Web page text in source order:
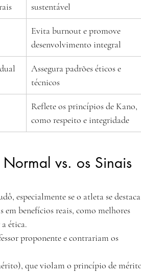
sustentável
Evita burnout e promove
desenvolvimento integral
Assegura padrões éticos e
técnicos
Reflete os princípios de Kano,
como respeito e integridade
vs. os Sinais
especialmente se o atleta se destaca
em benefícios reais, como melhores
ética.
proponente e contrariam os